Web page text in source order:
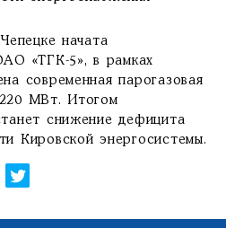
начата
«ТГК-5», в рамках
современная парогазовая
МВт. Итогом
снижение дефицита
Кировской энергосистемы.